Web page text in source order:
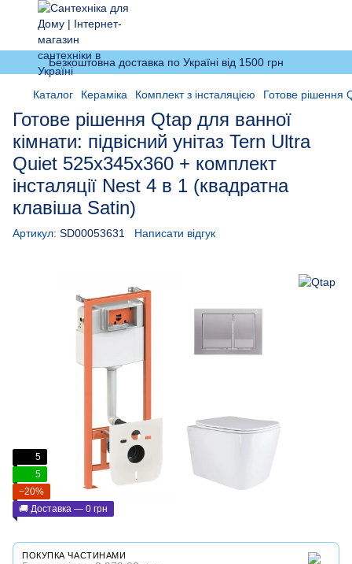
Безкоштовна доставка по Україні від 1500 грн
Каталог Кераміка Комплект з інсталяцією Готове рішення
Готове рішення Qtap для ванної
кімнати: підвісний унітаз Tern Ultra
Quiet 525x345x360 + комплект
інсталяції Nest 4 в 1 (квадратна
клавіша Satin)
Артикул: SD00053631 Написати відгук
5
5
−20%
🚚 Доставка — 0 грн
ПОКУПКА ЧАСТИНАМИ